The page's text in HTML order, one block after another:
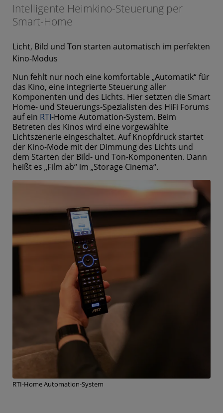
Intelligente Heimkino-Steuerung per
Smart-Home
Licht, Bild und Ton starten automatisch im perfekten
Kino-Modus
Nun fehlt nur noch eine komfortable „Automatik“ für
das Kino, eine integrierte Steuerung aller
Komponenten und des Lichts. Hier setzten die Smart
Home- und Steuerungs-Spezialisten des HiFi Forums
auf ein RTI-Home Automation-System. Beim
Betreten des Kinos wird eine vorgewählte
Lichtszenerie eingeschaltet. Auf Knopfdruck startet
der Kino-Mode mit der Dimmung des Lichts und
dem Starten der Bild- und Ton-Komponenten. Dann
heißt es „Film ab“ im „Storage Cinema“.
RTI-Home Automation-System